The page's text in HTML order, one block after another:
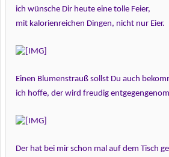
ich wünsche Dir heute eine tolle Feier,
mit kalorienreichen Dingen, nicht nur Eier.
Einen Blumenstrauß sollst Du auch
ich hoffe, der wird freudig
Der hat bei mir schon mal auf dem Tisch